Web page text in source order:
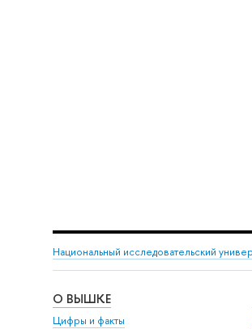
Национальный исследовательский
О ВЫШКЕ
Цифры и факты